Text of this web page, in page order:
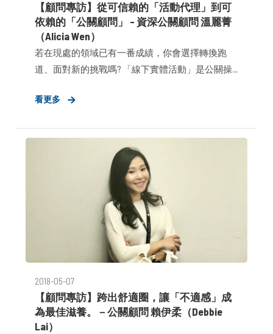
【顧問專訪】從可信賴的「活動代理」到可
依賴的「公關顧問」 – 資深公關顧問 溫麗菁
（Alicia Wen）
若在現處的領域已有一番成績，你會選擇轉換跑
道、面對新的挑戰嗎? 「線下實體活動」是公關操
公司兩者在服務本質上即有差異，對於人才的需求
看更多
2018-05-07
【顧問專訪】跨出舒適圈，讓「不適感」成
為最佳滋養。－公關顧問 賴伊柔（Debbie
Lai）